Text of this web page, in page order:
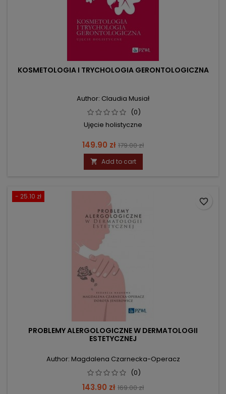
KOSMETOLOGIA I TRYCHOLOGIA GERONTOLOGICZNA
Author: Claudia Musiał
(0)
Ujęcie holistyczne
Price
149.90 zł Regular
price
179.00 zł
 Add to cart
- 25.10 zł
PROBLEMY ALERGOLOGICZNE W DERMATOLOGII
ESTETYCZNEJ
Author: Magdalena Czarnecka-Operacz
(0)
Price
143.90 zł Regular
169.00 zł
favorite_border